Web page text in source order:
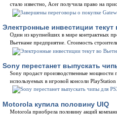
стало известно, Acer получила право на
Электронные инвестиции текут
Один из крупнейших в мире контрактных
Вьетнаме предприятие. Стоимость
Sony перестанет выпускать
Sony продаст производственные мощности
используемых в игровой консоли
Motorola купила половину UIQ
Motorola приобрела половину акций